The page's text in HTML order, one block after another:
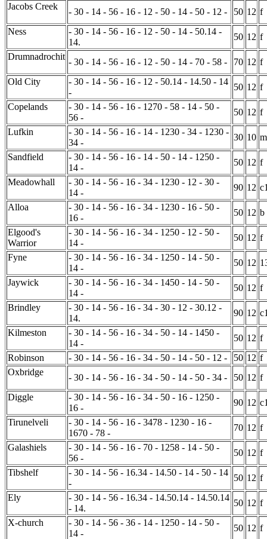
Jacobs Creek
- 30 - 14 - 56 - 16 - 12 - 50 - 14 - 50 - 12 - 50 12 f
Ness
- 30 - 14 - 56 - 16 - 12 - 50 - 14 - 50.14 -
14.
50 12 f
Drumnadrochit
- 30 - 14 - 56 - 16 - 12 - 50 - 14 - 70 - 58 - 70 12 f
Old City
- 30 - 14 - 56 - 16 - 12 - 50.14 - 14.50 - 14
-
50 12 f
Copelands
- 30 - 14 - 56 - 16 - 1270 - 58 - 14 - 50 -
56 -
50 12 f
Lufkin
- 30 - 14 - 56 - 16 - 14 - 1230 - 34 - 1230 -
34 -
30 10 m
Sandfield
- 30 - 14 - 56 - 16 - 14 - 50 - 14 - 1250 -
14 -
50 12 f
Meadowhall
- 30 - 14 - 56 - 16 - 34 - 1230 - 12 - 30 -
14 -
90 12
Alloa
- 30 - 14 - 56 - 16 - 34 - 1230 - 16 - 50 -
16 -
50 12 b
Elgood's
Warrior
- 30 - 14 - 56 - 16 - 34 - 1250 - 12 - 50 -
14 -
50 12 f
Fyne
- 30 - 14 - 56 - 16 - 34 - 1250 - 14 - 50 -
14 -
50 12
Jaywick
- 30 - 14 - 56 - 16 - 34 - 1450 - 14 - 50 -
14 -
50 12 f
Brindley
- 30 - 14 - 56 - 16 - 34 - 30 - 12 - 30.12 -
14.
90 12
Kilmeston
- 30 - 14 - 56 - 16 - 34 - 50 - 14 - 1450 -
14 -
50 12 f
Robinson
- 30 - 14 - 56 - 16 - 34 - 50 - 14 - 50 - 12 - 50 12 f
Oxbridge
- 30 - 14 - 56 - 16 - 34 - 50 - 14 - 50 - 34 - 50 12 f
Diggle
- 30 - 14 - 56 - 16 - 34 - 50 - 16 - 1250 -
16 -
90 12
Tirunelveli
- 30 - 14 - 56 - 16 - 3478 - 1230 - 16 -
1670 - 78 -
70 12 f
Galashiels
- 30 - 14 - 56 - 16 - 70 - 1258 - 14 - 50 -
56 -
50 12 f
Tibshelf
- 30 - 14 - 56 - 16.34 - 14.50 - 14 - 50 - 14
-
50 12 f
Ely
- 30 - 14 - 56 - 16.34 - 14.50.14 - 14.50.14
- 14.
50 12 f
X-church
- 30 - 14 - 56 - 36 - 14 - 1250 - 14 - 50 -
14 -
50 12 f